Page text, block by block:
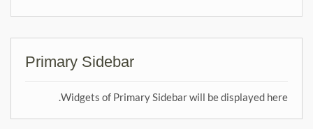
Primary Sidebar
Widgets of Primary Sidebar will be displayed here.